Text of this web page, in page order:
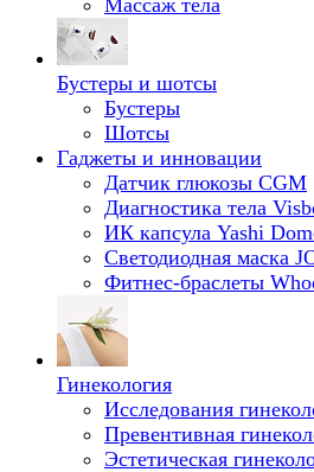
Массаж тела
Бустеры и шотсы
Бустеры
Шотсы
Гаджеты и инновации
Датчик глюкозы CGM
Диагностика тела
ИК капсула Yashi
Светодиодная маска
Фитнес-браслеты
Гинекология
Исследования
Превентивная
Эстетическая